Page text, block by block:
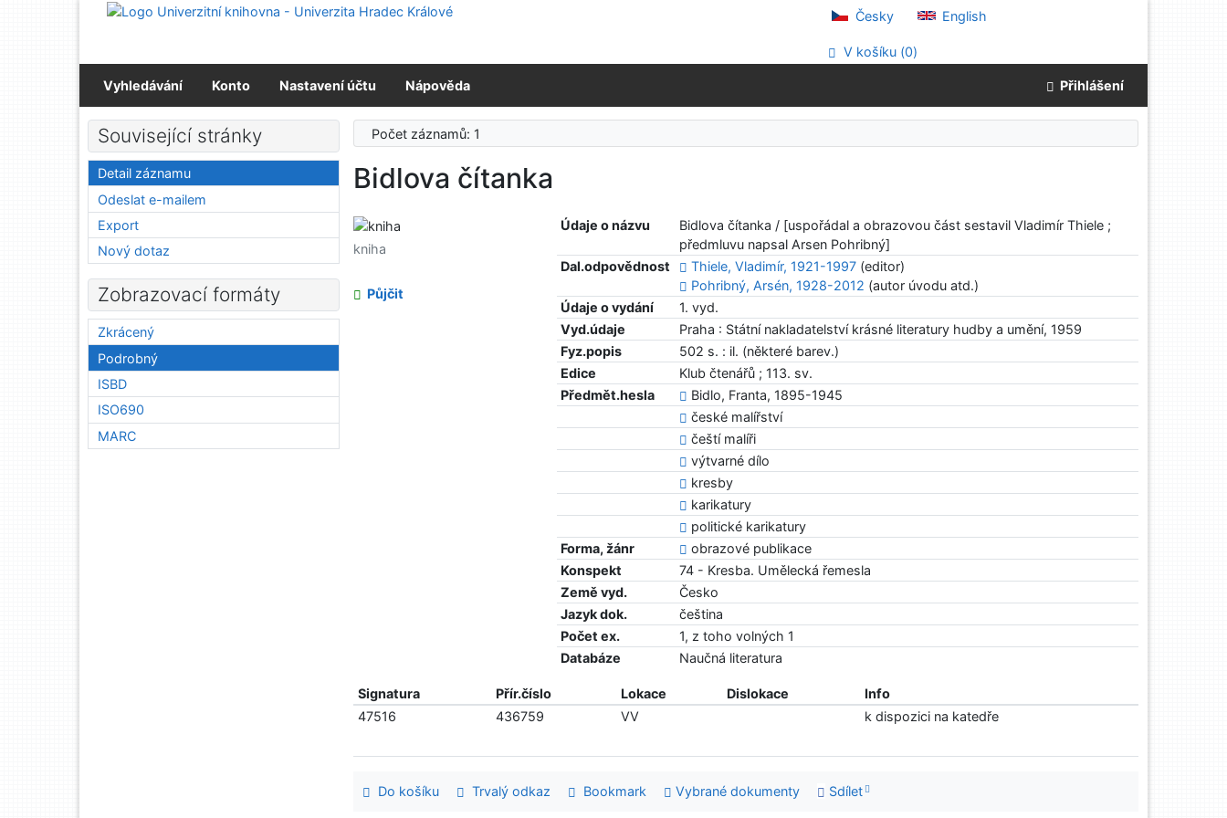
Přejít na obsah
Česky English
V košíku (0)
Vyhledávání Konto Nastavení účtu Nápověda Přihlášení
Počet záznamů: 1
Bidlova čítanka
Údaje o názvu
Bidlova čítanka / [uspořádal a obrazovou část sestavil Vladimír Thiele ;
předmluvu napsal Arsen Pohribný]
Dal.odpovědnost
Thiele, Vladimír, 1921-1997 (editor)
Pohribný, Arsén, 1928-2012 (autor úvodu atd.)
Údaje o vydání
1. vyd.
Vyd.údaje
Praha : Státní nakladatelství krásné literatury hudby a umění, 1959
Fyz.popis
502 s. : il. (některé barev.)
Edice
Klub čtenářů ; 113. sv.
Předmět.hesla
Bidlo, Franta, 1895-1945
české malířství
čeští malíři
výtvarné dílo
kresby
karikatury
politické karikatury
Forma, žánr
obrazové publikace
Konspekt
74 - Kresba. Umělecká řemesla
Země vyd.
Česko
Jazyk dok.
čeština
Počet ex.
1, z toho volných 1
Databáze
Naučná literatura
kniha
Půjčit
Signatura Přír.číslo Lokace Dislokace
Info
47516
436759 VV k dispozici na katedře
Do košíku Trvalý odkaz Bookmark Vybrané dokumenty Sdílet
Související stránky
Detail záznamu
Odeslat e-mailem
Export
Nový dotaz
Zobrazovací formáty
Zkrácený
Podrobný
ISBD
ISO690
MARC